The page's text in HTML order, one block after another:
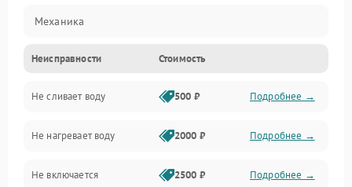
Механика
Управление
Электропитание
Датчики
Нагрев
Неисправности Стоимость
Не сливает воду 500 ₽ Подробнее →
Не нагревает воду 2000 ₽ Подробнее →
Не включается 2500 ₽ Подробнее →